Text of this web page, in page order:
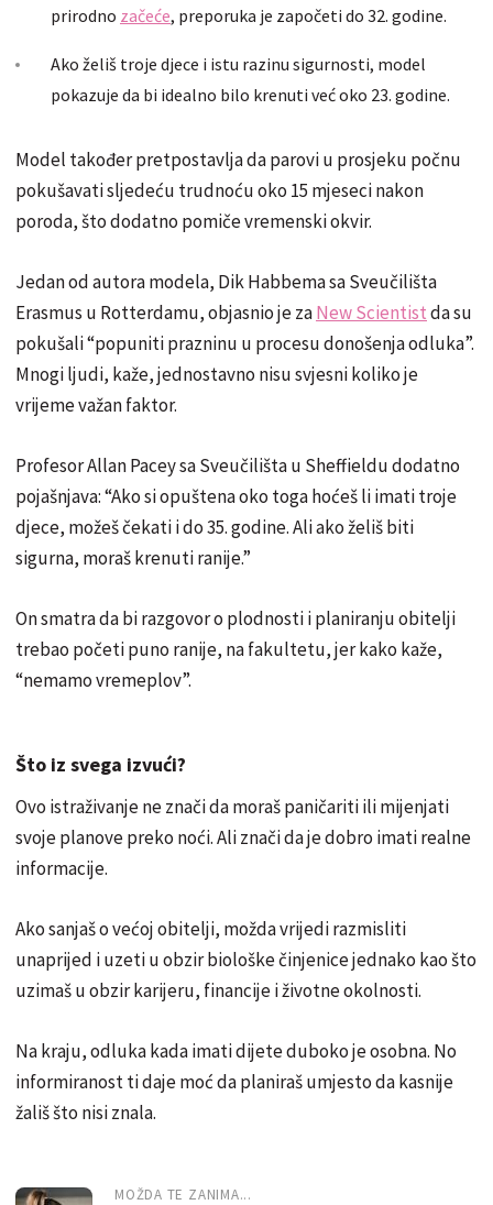
prirodno začeće, preporuka je započeti do 32. godine.
Ako želiš troje djece i istu razinu sigurnosti, model
pokazuje da bi idealno bilo krenuti već oko 23. godine.
Model također pretpostavlja da parovi u prosjeku počnu
pokušavati sljedeću trudnoću oko 15 mjeseci nakon
poroda, što dodatno pomiče vremenski okvir.
Jedan od autora modela, Dik Habbema sa Sveučilišta
Erasmus u Rotterdamu, objasnio je zaNew Scientistda su
pokušali “popuniti prazninu u procesu donošenja odluka”.
Mnogi ljudi, kaže, jednostavno nisu svjesni koliko je
vrijeme važan faktor.
Profesor Allan Pacey sa Sveučilišta u Sheffieldu dodatno
pojašnjava: “Ako si opuštena oko toga hoćeš li imati troje
djece, možeš čekati i do 35. godine. Ali ako želiš biti
sigurna, moraš krenuti ranije.”
On smatra da bi razgovor o plodnosti i planiranju obitelji
trebao početi puno ranije, na fakultetu, jer kako kaže,
“nemamo vremeplov”.
Što iz svega izvući?
Ovo istraživanje ne znači da moraš paničariti ili mijenjati
svoje planove preko noći. Ali znači da je dobro imati realne
informacije.
Ako sanjaš o većoj obitelji, možda vrijedi razmisliti
unaprijed i uzeti u obzir biološke činjenice jednako kao što
uzimaš u obzir karijeru, financije i životne okolnosti.
Na kraju, odluka kada imati dijete duboko je osobna. No
informiranost ti daje moć da planiraš umjesto da kasnije
žališ što nisi znala.
MOŽDA TE ZANIMA...